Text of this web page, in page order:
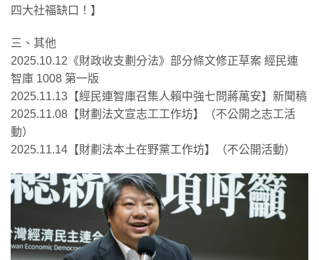
四大社福缺口！】
三、其他
2025.10.12《財政收支劃分法》部分條文修正草案 經民連
智庫 1008 第一版
2025.11.13【經民連智庫召集人賴中強七問蔣萬安】新聞稿
2025.11.08【財劃法文宣志工工作坊】（不公開之志工活
動）
2025.11.14【財劃法本土在野黨工作坊】（不公開活動）